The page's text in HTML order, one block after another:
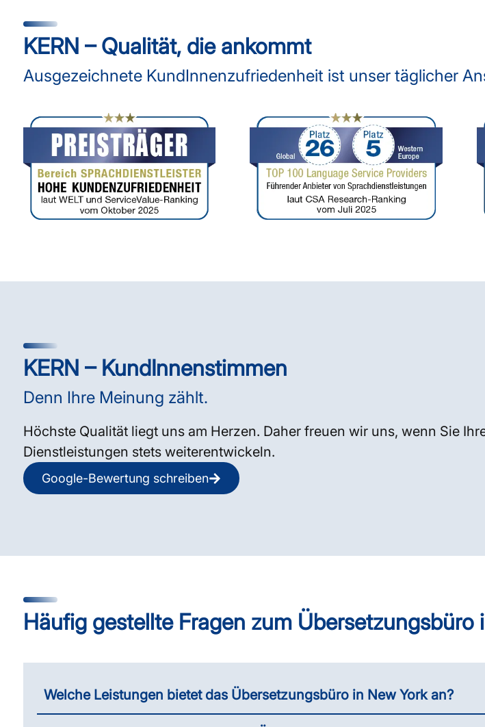
KERN – Qualität, die ankommt
Ausgezeichnete KundInnenzufriedenheit ist unser täglicher
KERN – KundInnenstimmen
Denn Ihre Meinung zählt.
Höchste Qualität liegt uns am Herzen. Daher freuen wir uns, wenn Sie
Dienstleistungen stets weiterentwickeln.
Google-Bewertung schreiben
Häufig gestellte Fragen zum Übersetzungsbüro
Welche Leistungen bietet das Übersetzungsbüro in New York an?